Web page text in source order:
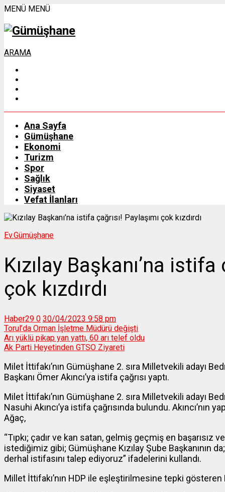
MENÜ MENÜ
ARAMA
Ana Sayfa
Gümüşhane
Ekonomi
Turizm
Spor
Sağlık
Siyaset
Vefat İlanları
Ev.Gümüşhane
Kızılay Başkanı’na istifa
çok kızdırdı
Haber29 0 30/04/2023 9:58 pm
Torul’da Orman İşletme Müdürü değişti
Arı yüklü pikap yan yattı, 60 arı telef oldu
Ak Parti Heyetinden GTSO Ziyareti
Milet İttifakı’nın Gümüşhane 2. sıra Milletvekili adayı
Başkanı Ömer Akıncı’ya istifa çağrısı yaptı.
Milet İttifakı’nın Gümüşhane 2. sıra Milletvekili adayı
Nasuhi Akıncı’ya istifa çağrısında bulundu. Akıncı’nın
Ağaç,
“Tıpkı; çadır ve kan satan, gelmiş geçmiş en başarısız
istediğimiz gibi; Gümüşhane Kızılay Şube Başkanının
derhal istifasını talep ediyoruz” ifadelerini kullandı.
Millet İttifakı’nın HDP ile eşleştirilmesine tepki gösteren